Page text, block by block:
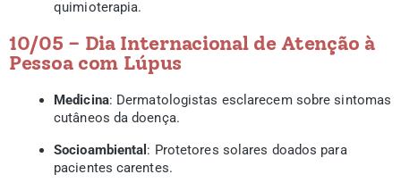
quimioterapia.
10/05 – Dia Internacional de Atenção à
Pessoa com Lúpus
Medicina: Dermatologistas esclarecem sobre sintomas
cutâneos da doença.
Socioambiental : Protetores solares doados para
pacientes carentes.